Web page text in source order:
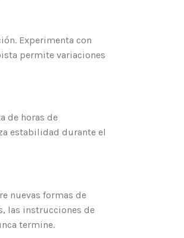
Experimenta con
permite variaciones
de horas de
estabilidad durante el
nuevas formas de
las instrucciones de
termine.